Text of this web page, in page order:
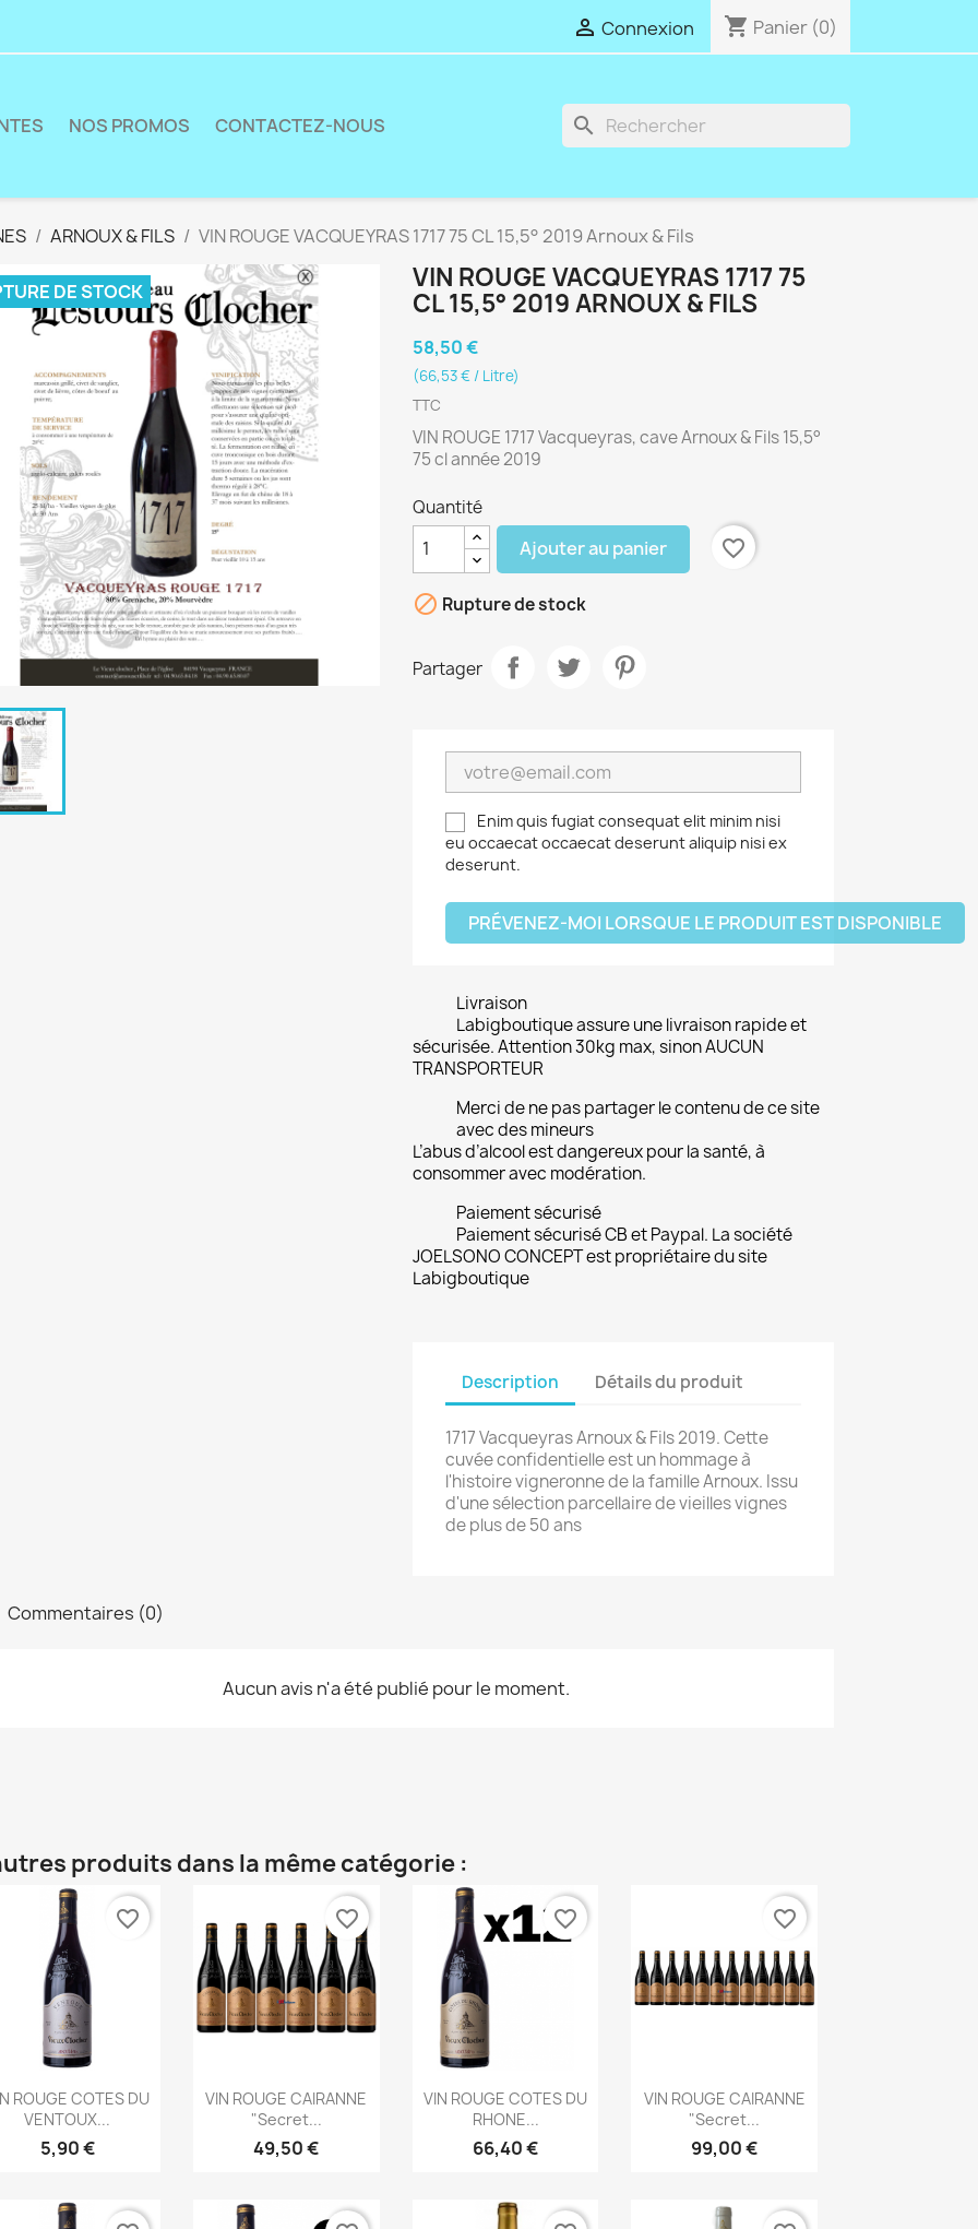
 Connexion shopping_cart Panier (0)
NOS PROMOS CONTACTEZ-NOUS search
ARNOUX & FILS VIN ROUGE VACQUEYRAS 1717 75 CL 15,5° 2019 Arnoux & Fils
DE STOCK
VIN ROUGE VACQUEYRAS 1717 75
CL 15,5° 2019 ARNOUX & FILS
58,50 €
(66,53 € / Litre)
TTC
VIN ROUGE 1717 Vacqueyras, cave Arnoux & Fils 15,5°
75 cl année 2019
Quantité
Ajouter au panier favorite_border
 Rupture de stock
Partager
Enim quis fugiat consequat elit minim nisi
eu occaecat occaecat deserunt aliquip nisi ex
deserunt.
PRÉVENEZ-MOI LORSQUE LE PRODUIT EST DISPONIBLE
Livraison
Labigboutique assure une livraison rapide et
sécurisée. Attention 30kg max, sinon AUCUN
TRANSPORTEUR
Merci de ne pas partager le contenu de ce site
avec des mineurs
L’abus d’alcool est dangereux pour la santé, à
consommer avec modération.
Paiement sécurisé
Paiement sécurisé CB et Paypal. La société
JOELSONO CONCEPT est propriétaire du site
Labigboutique
Description Détails du produit
1717 Vacqueyras Arnoux & Fils 2019. Cette
cuvée confidentielle est un hommage à
l'histoire vigneronne de la famille Arnoux. Issu
d'une sélection parcellaire de vieilles vignes
de plus de 50 ans
Commentaires (0)
Aucun avis n'a été publié pour le moment.
produits dans la même catégorie :
Aperçu rapide
ROUGE COTES DU
VENTOUX...
5,90 €
favorite_border
Aperçu rapide
VIN ROUGE CAIRANNE
"Secret...
49,50 €
favorite_border
Aperçu rapide
VIN ROUGE COTES DU
RHONE...
66,40 €
favorite_border
Aperçu rapide
VIN ROUGE CAIRANNE
"Secret...
99,00 €
favorite_border